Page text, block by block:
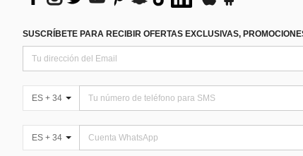
SUSCRÍBETE PARA RECIBIR OFERTAS EXCLUSIVAS,
ES + 34
ES + 34